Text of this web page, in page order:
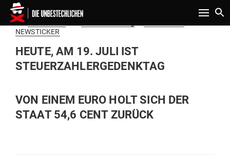
Toggle
Am
am
NEWSTICKER
HEUTE, AM 19. JULI IST
STEUERZAHLERGEDENKTAG
VON EINEM EURO HOLT SICH DER
STAAT 54,6 CENT ZURÜCK